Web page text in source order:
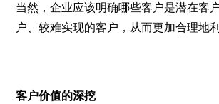
当然，企业应该明确哪些客户是潜在客
户、较难实现的客户，从而更加合理地
客户价值的深挖